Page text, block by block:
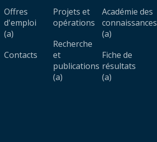
Offres
d'emploi
(a)
Contacts
Projets et
opérations
Recherche
et
publications
(a)
Académie des
connaissances
(a)
Fiche de
résultats
(a)